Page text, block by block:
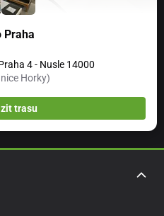
Praha
4 - Nusle 14000
Horky)
trasu